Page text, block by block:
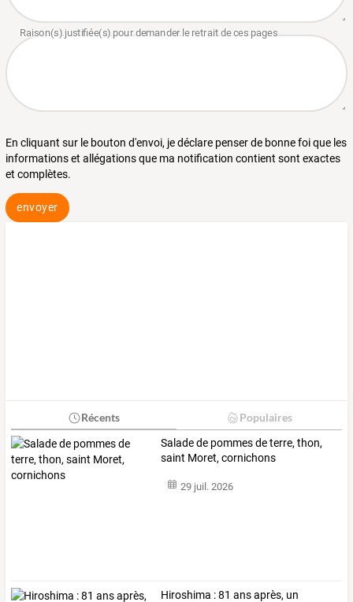
En cliquant sur le bouton d'envoi, je déclare penser de bonne foi que les
informations et allégations que ma notification contient sont exactes
et complètes.
envoyer
Récents Populaires
Salade de pommes de terre, thon,
saint Moret, cornichons
29 juil. 2026
Hiroshima : 81 ans après, un